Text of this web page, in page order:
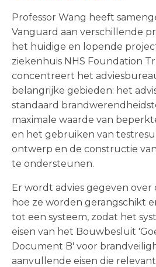
Professor Wang heeft
Vanguard aan verschillende
het huidige en lopende
ziekenhuis NHS Foundation
concentreert het
belangrijke gebieden: het
standaard
maximale waarde van
en het gebruiken van
ontwerp en de constructie
te ondersteunen.
Er wordt advies gegeven over
hoe ze worden gerangschikt
tot een systeem, zodat het
eisen van het Bouwbesluit
Document B' voor
aanvullende eisen die